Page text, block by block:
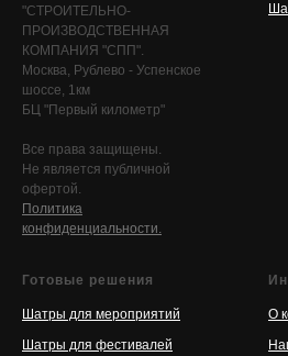
"СТРОИТЕЛЬНО-
ПРОИЗВОДСТВЕННАЯ
КОМПАНИЯ "СПП".
Москва, Рублево - Успенское
шоссе, 1км
БЦ "Первый километр"
Все права защищены.
Не является публичной
офертой.
Политика
конфиденциальности.
Готовые решения
Шатры для мероприятий
Шатры для фестивалей
О